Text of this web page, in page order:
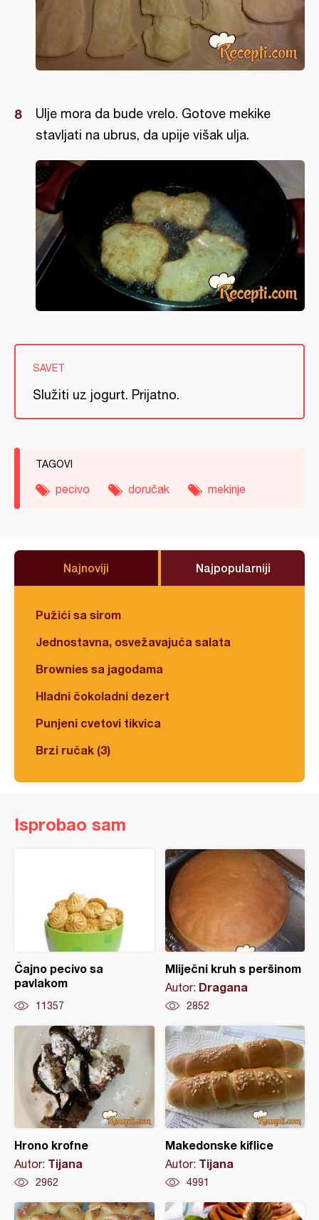
Ulje mora da bude vrelo. Gotove mekike
stavljati na ubrus, da upije višak ulja.
SAVET
Služiti uz jogurt. Prijatno.
TAGOVI
pecivo doručak mekinje
Najnoviji Najpopularniji
Pužići sa sirom
Jednostavna, osvežavajuća salata
Brownies sa jagodama
Hladni čokoladni dezert
Punjeni cvetovi tikvica
Brzi ručak (3)
Isprobao sam
Čajno pecivo sa
pavlakom
11357
Mliječni kruh s peršinom
Autor: Dragana
2852
Hrono krofne
Autor: Tijana
2962
Makedonske kiflice
Autor: Tijana
4991